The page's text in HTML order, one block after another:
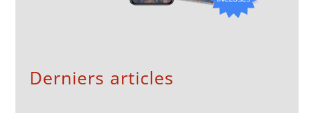
Derniers articles